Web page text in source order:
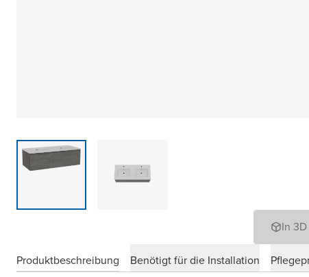
In
Produktbeschreibung Benötigt für die Installation